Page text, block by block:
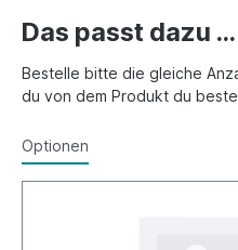
Das passt dazu ...
Bestelle bitte die gleiche
du von dem Produkt du
Optionen